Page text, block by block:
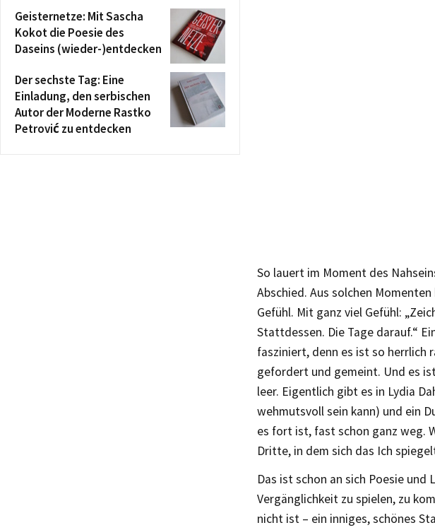
So lauert im Moment des
Abschied. Aus solchen
Gefühl. Mit ganz viel Gefühl:
Stattdessen. Die Tage darauf.“
fasziniert, denn es ist so herrlich
gefordert und gemeint. Und es
leer. Eigentlich gibt es in Lydia
wehmutsvoll sein kann) und ein
es fort ist, fast schon ganz weg.
Dritte, in dem sich das Ich
Das ist schon an sich Poesie
Vergänglichkeit zu spielen, zu
nicht ist – ein inniges, schönes
Geisternetze: Mit Sascha
Kokot die Poesie des
Daseins (wieder-)entdecken
Der sechste Tag: Eine
Einladung, den serbischen
Autor der Moderne Rastko
Petrović zu entdecken